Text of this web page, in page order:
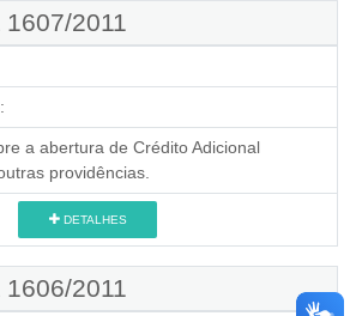
2011
a abertura de Crédito Adicional
providências.
DETALHES
2011